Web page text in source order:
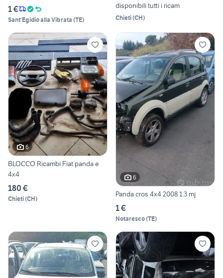
1 €
Sant'Egidio alla Vibrata (TE)
disponibili tutti i ricam
Chieti(CH)
6
BLOCCO Ricambi Fiat panda e
4x4
180 €
Chieti(CH)
6
Panda cros 4x4 2008 1.3 mj
1 €
Notaresco(TE)